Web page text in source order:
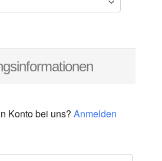
Konto bei uns? Anmelden